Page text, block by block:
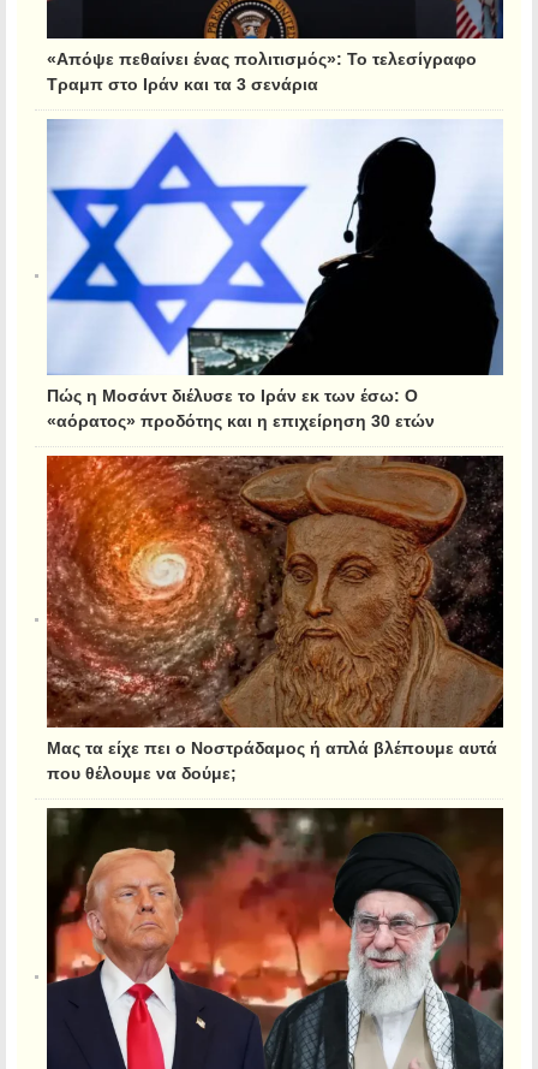
«Απόψε πεθαίνει ένας πολιτισμός»: Το τελεσίγραφο
Τραμπ στο Ιράν και τα 3 σενάρια
Πώς η Μοσάντ διέλυσε το Ιράν εκ των έσω: Ο
«αόρατος» προδότης και η επιχείρηση 30 ετών
Μας τα είχε πει ο Νοστράδαμος ή απλά βλέπουμε αυτά
που θέλουμε να δούμε;